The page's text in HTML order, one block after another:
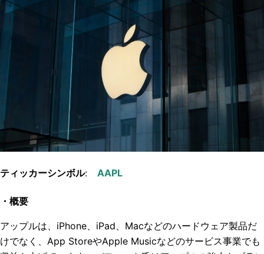
ティッカーシンボル:
・概要
アップルは、 iPhone、 iPad、 Macなどのハードウェア製品だ
けでなく、 App StoreやApple Musicなどのサービス事業でも